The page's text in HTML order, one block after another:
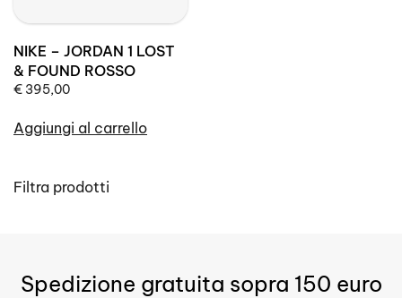
NIKE – JORDAN 1 LOST
& FOUND ROSSO
€ 395,00
Aggiungi al carrello
Filtra prodotti
Spedizione gratuita sopra 150 euro